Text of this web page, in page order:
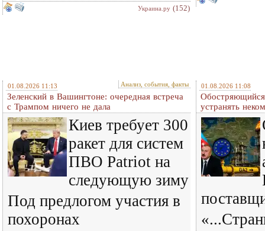
Украина.ру (152)
01.08.2026 11:13 Анализ, события, факты
Зеленский в Вашингтоне: очередная встреча
c Трампом ничего не дала
Киев требует 300
ракет для систем
ПВО Patriot на
следующую зиму
Под предлогом участия в
похоронах
01.08.2026 11:08
устранять